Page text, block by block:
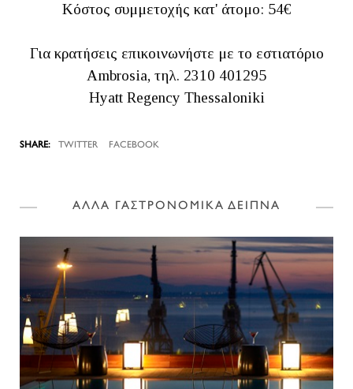
Κόστος συμμετοχής κατ' άτομο: 54€
Για κρατήσεις επικοινωνήστε με το εστιατόριο
Ambrosia, τηλ. 2310 401295
Hyatt Regency Thessaloniki
TWITTER FACEBOOK
ΑΛΛΑ ΓΑΣΤΡΟΝΟΜΙΚΑ ΔΕΙΠΝΑ